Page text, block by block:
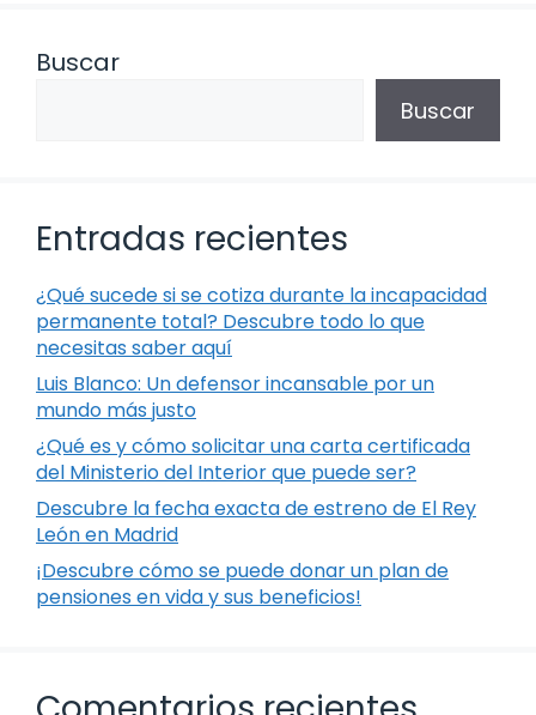
Buscar
Buscar
Entradas recientes
¿Qué sucede si se cotiza durante la incapacidad
permanente total? Descubre todo lo que
necesitas saber aquí
Luis Blanco: Un defensor incansable por un
mundo más justo
¿Qué es y cómo solicitar una carta certificada
del Ministerio del Interior que puede ser?
Descubre la fecha exacta de estreno de El Rey
León en Madrid
¡Descubre cómo se puede donar un plan de
pensiones en vida y sus beneficios!